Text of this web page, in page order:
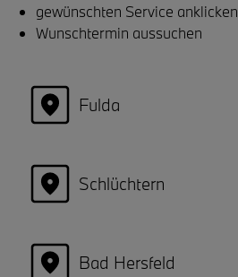
gewünschten Service anklicken
Wunschtermin aussuchen
Fulda
Schlüchtern
Bad Hersfeld